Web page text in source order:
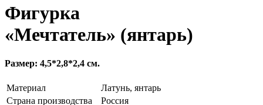
Фигурка
«Мечтатель» (янтарь)
Размер: 4,5*2,8*2,4 см.
Материал
Латунь, янтарь
Страна производства
Россия